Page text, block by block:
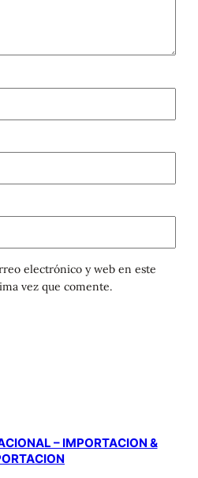
electrónico y web en este
vez que comente.
– IMPORTACION &